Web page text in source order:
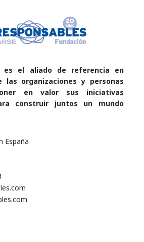
es el aliado de referencia en
las organizaciones y personas
en valor sus iniciativas
construir juntos un mundo
España